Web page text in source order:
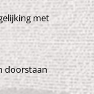
met
doorstaan